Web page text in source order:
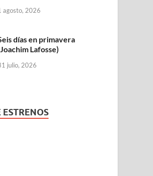
agosto, 2026
días en primavera
Lafosse)
julio, 2026